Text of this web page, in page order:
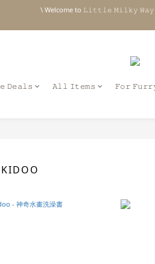
\ Welcome to 𝙻𝚒𝚝𝚝𝚕𝚎 𝙼𝚒𝚕𝚔𝚢 𝚆𝚊𝚢
\ Welcome to 𝙻𝚒𝚝𝚝𝚕𝚎 𝙼𝚒𝚕𝚔𝚢 𝚆𝚊𝚢
𝙳𝚎𝚊𝚕𝚜 𝙰𝚕𝚕 𝙸𝚝𝚎𝚖𝚜 𝙵𝚘𝚛